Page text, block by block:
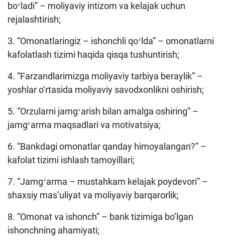
boʻladi” – moliyaviy intizom va kelajak uchun
rejalashtirish;
3. “Omonatlaringiz – ishonchli qoʻlda” – omonatlarni
kafolatlash tizimi haqida qisqa tushuntirish;
4. “Farzandlarimizga moliyaviy tarbiya beraylik” –
yoshlar o‘rtasida moliyaviy savodxonlikni oshirish;
5. “Orzularni jamgʻarish bilan amalga oshiring” –
jamgʻarma maqsadlari va motivatsiya;
6. “Bankdagi omonatlar qanday himoyalangan?” –
kafolat tizimi ishlash tamoyillari;
7. “Jamgʻarma – mustahkam kelajak poydevori” –
shaxsiy masʼuliyat va moliyaviy barqarorlik;
8. “Omonat va ishonch” – bank tizimiga bo‘lgan
ishonchning ahamiyati;